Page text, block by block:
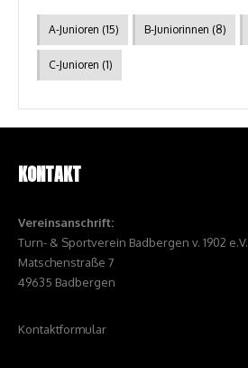
A-Junioren (15) B-Juniorinnen (8)
C-Junioren (1)
KONTAKT
Vereinsanschrift:
Turn- & Sportverein Badbergen v. 1902 e.V.
Matschenstraße 7
49635 Badbergen
Kontaktformular